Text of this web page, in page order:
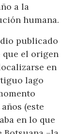
a la
humana.
publicado
que el origen
en
lago
(este
en lo que